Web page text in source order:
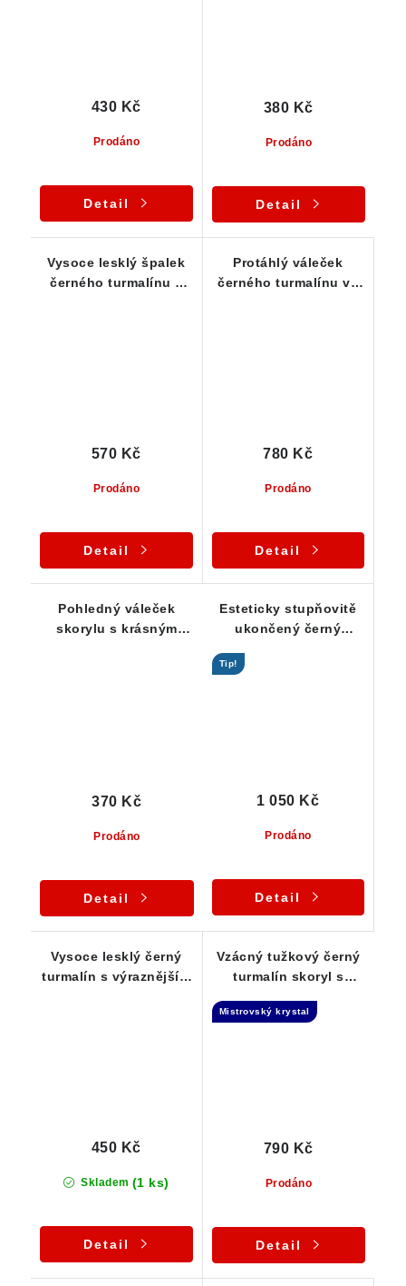
Prodáno
430 Kč
Detail
Prodáno
380 Kč
Detail
Vysoce lesklý špalek
černého turmalínu s
Prodáno
570 Kč
Detail
Protáhlý váleček
černého turmalínu ve
Prodáno
780 Kč
Detail
Pohledný váleček
skorylu s krásným
Prodáno
370 Kč
Detail
Esteticky stupňovitě
ukončený černý
Tip!
Prodáno
1 050 Kč
Detail
Vysoce lesklý černý
turmalín s výraznějším
Skladem (1 ks)
450 Kč
Detail
Vzácný tužkový černý
turmalín skoryl s
hůlka
Mistrovský krystal
Prodáno
790 Kč
Detail